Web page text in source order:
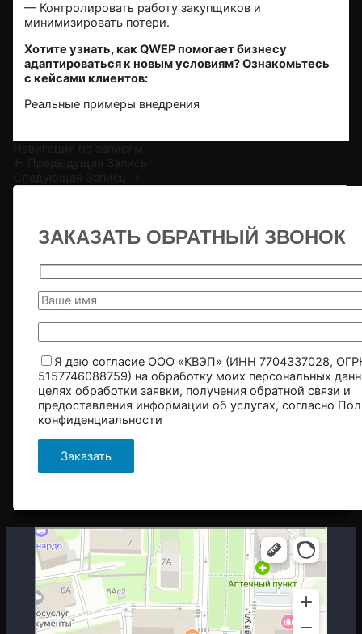
— Контролировать работу закупщиков и
минимизировать потери.
Хотите узнать, как QWEP помогает бизнесу
адаптироваться к новым условиям? Ознакомьтесь
с кейсами клиентов:
Реальные примеры внедрения
ЗАКАЗАТЬ ОБРАТНЫЙ ЗВОНОК
Я даю согласие ООО «КВЭП» (ИНН 7704337028,
5157746088759) на обработку моих персональных
целях обработки заявки, получения обратной связи и
предоставления информации об услугах, согласно
конфиденциальности
Москва
Гостиничная улица, 5 — Яндекс.Карты